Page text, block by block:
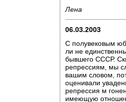
Лена
06.03.2003
С полувековым
ли не
бывшего СССР.
репрессиям, мы
вашим словом,
оценивали
репрессия м
имеющую